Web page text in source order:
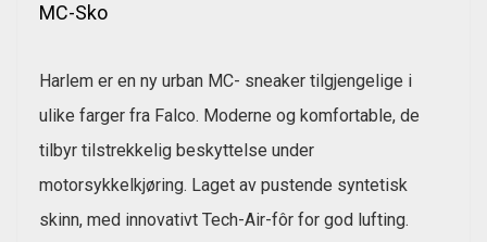
MC-Sko
Harlem er en ny urban MC- sneaker tilgjengelige i
ulike farger fra Falco. Moderne og komfortable, de
tilbyr tilstrekkelig beskyttelse under
motorsykkelkjøring. Laget av pustende syntetisk
skinn, med innovativt Tech-Air-fôr for god lufting.